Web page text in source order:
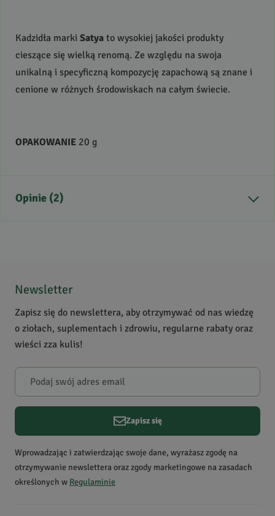
Kadzidła marki Satya to wysokiej jakości produkty
cieszące się wielką renomą. Ze względu na swoja
unikalną i specyficzną kompozycję zapachową są znane i
cenione w różnych środowiskach na całym świecie.
OPAKOWANIE 20 g
Opinie (2)
4
2
0
1
0
W naszej witrynie opinie mogą dodawać tylko osoby, które
5
Data dodania:17.07.2020
Newsletter
Zapisz się do newslettera, aby otrzymywać od nas wiedzę
o ziołach, suplementach i zdrowiu, regularne rabaty oraz
wieści zza kulis!
Zapisz się
Wprowadzając i zatwierdzając swoje dane, wyrażasz zgodę na
otrzymywanie newslettera oraz zgody marketingowe na zasadach
określonych w Regulaminie